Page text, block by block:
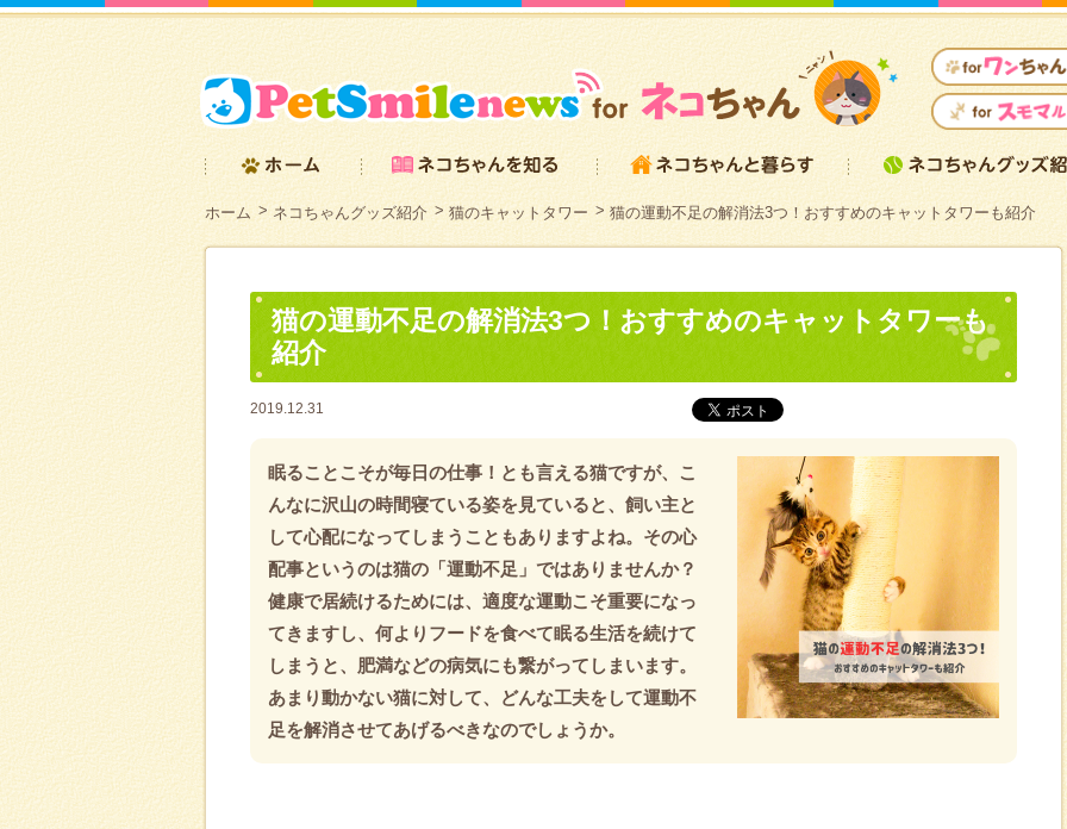
ホーム ネコちゃんグッズ紹介 猫のキャットタワー 猫の運動不足の解消法3つ！おすすめのキャットタワーも紹介
猫の運動不足の解消法3つ！おすすめのキャットタワーも
紹介
2019.12.31
眠ることこそが毎日の仕事！とも言える猫ですが、こ
んなに沢山の時間寝ている姿を見ていると、飼い主と
して心配になってしまうこともありますよね。その心
配事というのは猫の「運動不足」ではありませんか？
健康で居続けるためには、適度な運動こそ重要になっ
てきますし、何よりフードを食べて眠る生活を続けて
しまうと、肥満などの病気にも繋がってしまいます。
あまり動かない猫に対して、どんな工夫をして運動不
足を解消させてあげるべきなのでしょうか。